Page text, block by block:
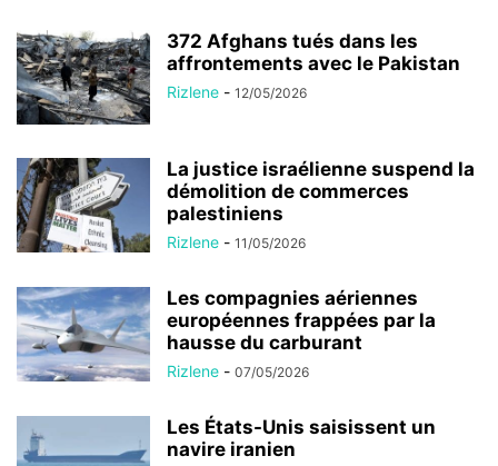
372 Afghans tués dans les
affrontements avec le Pakistan
Rizlene - 12/05/2026
La justice israélienne suspend la
démolition de commerces
palestiniens
Rizlene - 11/05/2026
Les compagnies aériennes
européennes frappées par la
hausse du carburant
Rizlene - 07/05/2026
Les États-Unis saisissent un
navire iranien